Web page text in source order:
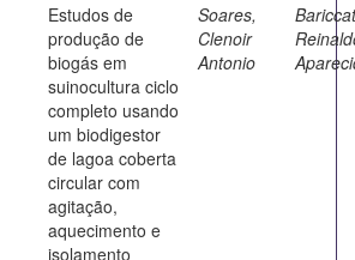
Estudos de
produção de
biogás em
suinocultura ciclo
completo usando
um biodigestor
de lagoa coberta
circular com
agitação,
aquecimento e
isolamento
Soares,
Clenoir
Antonio